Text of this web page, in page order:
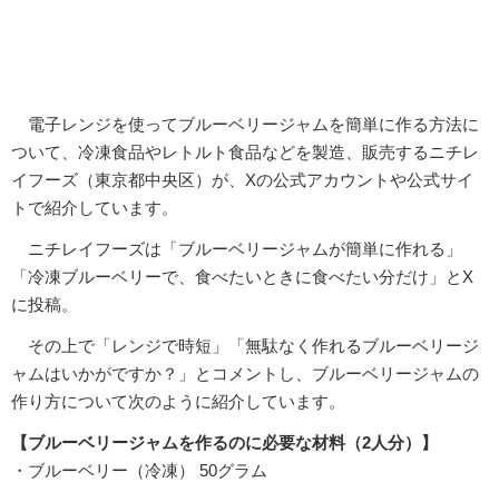
電子レンジを使ってブルーベリージャムを簡単に作る方法に
ついて、冷凍食品やレトルト食品などを製造、販売するニチレ
イフーズ（東京都中央区）が、Xの公式アカウントや公式サイ
トで紹介しています。
ニチレイフーズは「ブルーベリージャムが簡単に作れる」
「冷凍ブルーベリーで、食べたいときに食べたい分だけ」とX
に投稿。
その上で「レンジで時短」「無駄なく作れるブルーベリージ
ャムはいかがですか？」とコメントし、ブルーベリージャムの
作り方について次のように紹介しています。
【ブルーベリージャムを作るのに必要な材料（2人分）】
・ブルーベリー（冷凍） 50グラム